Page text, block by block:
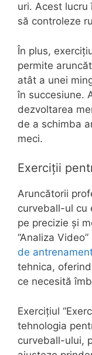
uri. Acest lucru
să controleze
În plus,
permite
atât a unei
în succesiune.
dezvoltarea
de a schimba
meci.
Exerciții
Aruncătorii
curveball-ul cu
pe precizie și
“Analiza
de
tehnica,
ce necesită
Exercițiul
tehnologia
curveball-ului,